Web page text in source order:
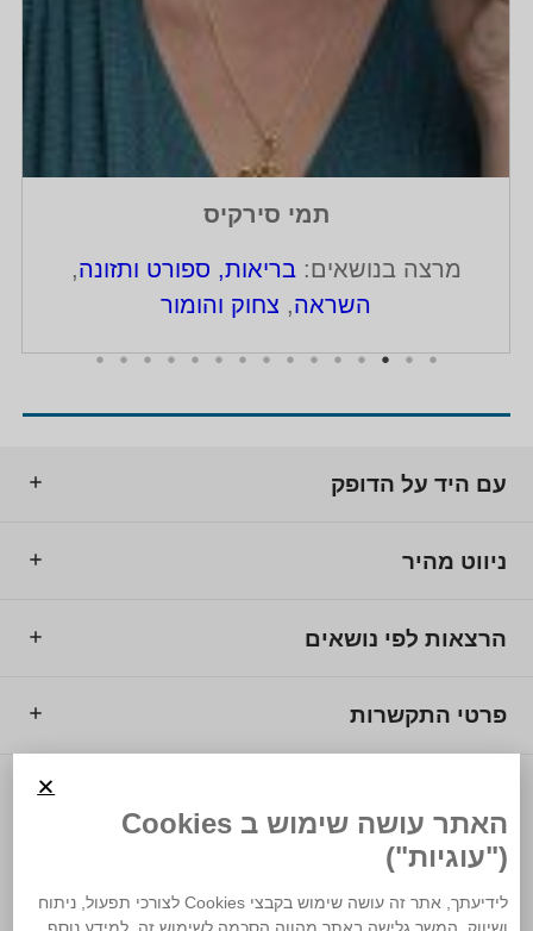
תמי סירקיס
מרצה בנושאים:בריאות, ספורט ותזונה,
השראה, צחוק והומור
עם היד על הדופק
ניווט מהיר
הרצאות לפי נושאים
פרטי התקשרות
האתר עושה שימוש ב Cookies
("עוגיות")
לידיעתך, אתר זה עושה שימוש בקבצי Cookies לצורכי תפעול, ניתוח